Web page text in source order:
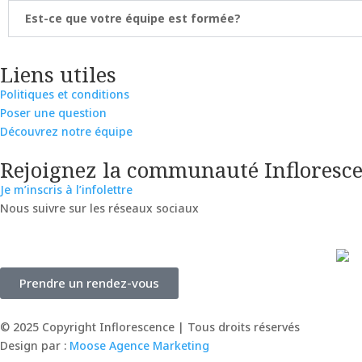
Est-ce que votre équipe est formée?
Liens utiles
Politiques et conditions
Poser une question
Découvrez notre équipe
Rejoignez la communauté
Je m’inscris à l’infolettre
Nous suivre sur les réseaux sociaux
Prendre un rendez-vous
© 2025 Copyright Inflorescence | Tous droits réservés
Design par : Moose Agence Marketing